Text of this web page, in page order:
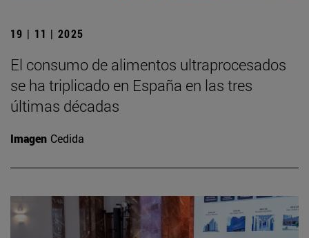
19 | 11 | 2025
El consumo de alimentos ultraprocesados
se ha triplicado en España en las tres
últimas décadas
Imagen Cedida